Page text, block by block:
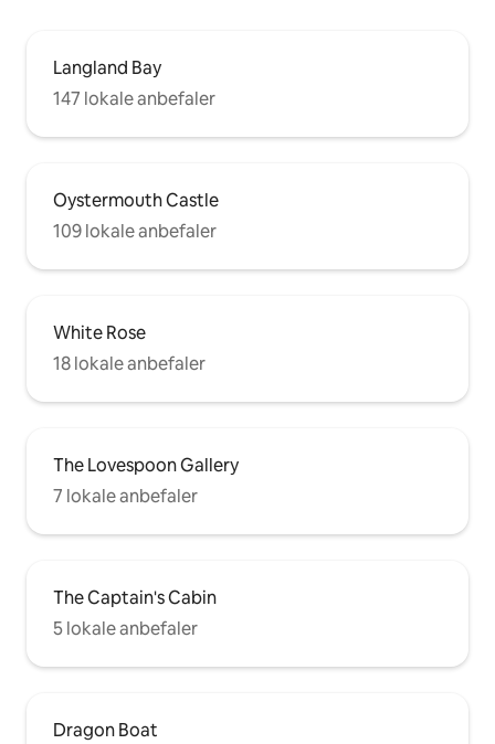
Langland Bay
147 lokale anbefaler
Oystermouth Castle
109 lokale anbefaler
White Rose
18 lokale anbefaler
The Lovespoon Gallery
7 lokale anbefaler
The Captain's Cabin
5 lokale anbefaler
Dragon Boat